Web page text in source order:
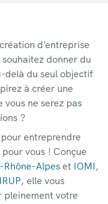
d’entreprise
donner du
delà du seul objectif
à créer une
ne serez pas
?
entreprendre
vous ! Conçue
Rhône-Alpes et IOMI,
, elle vous
votre